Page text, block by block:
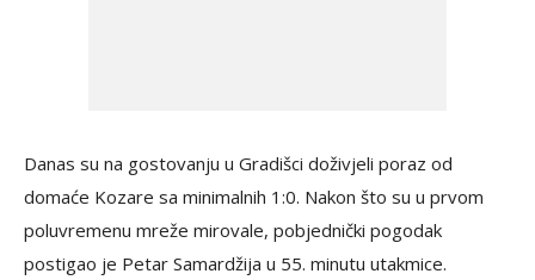
Danas su na gostovanju u Gradišci doživjeli poraz od
domaće Kozare sa minimalnih 1:0. Nakon što su u prvom
poluvremenu mreže mirovale, pobjednički pogodak
postigao je Petar Samardžija u 55. minutu utakmice.